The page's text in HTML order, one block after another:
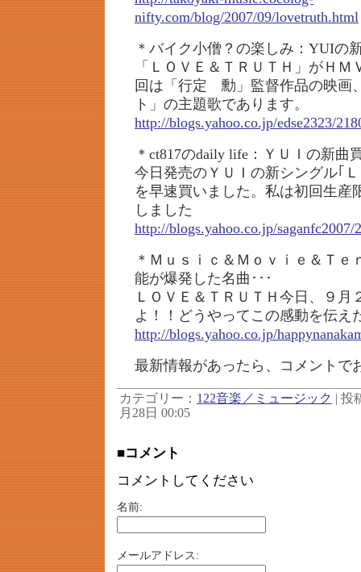
nifty.com/blog/2007/09/lovetruth.html
＊バイク小僧？の楽しみ：YUIの
「ＬＯＶＥ＆ＴＲＵＴＨ」がＨ
回は「行定 勳」監督作品の映画
ト」の主題歌であります。
http://blogs.yahoo.co.jp/edse2323/
＊ct817のdaily life：ＹＵＩの新曲
今日発売のＹＵＩの新シングル｢
を早速買いました。私は初回生産
しました
http://blogs.yahoo.co.jp/saganfc2007/
＊Ｍｕｓｉｃ＆Ｍｏｖｉｅ＆Ｔｅ
能が爆発した名曲･･･
ＬＯＶＥ＆ＴＲＵＴＨ今日、９月
よ！！どうやってこの感動を伝え
http://blogs.yahoo.co.jp/
最新情報があったら、コメントで
カテゴリー： 122音楽／ミュージック | 投
月28日 00:05
■コメント
コメントしてください
名前:
メールアドレス: